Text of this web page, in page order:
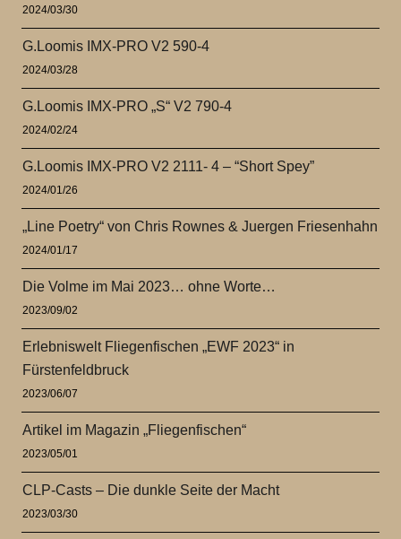
2024/03/30
G.Loomis IMX-PRO V2 590-4
2024/03/28
G.Loomis IMX-PRO „S“ V2 790-4
2024/02/24
G.Loomis IMX-PRO V2 2111- 4 – “Short Spey”
2024/01/26
„Line Poetry“ von Chris Rownes & Juergen Friesenhahn
2024/01/17
Die Volme im Mai 2023… ohne Worte…
2023/09/02
Erlebniswelt Fliegenfischen „EWF 2023“ in
Fürstenfeldbruck
2023/06/07
Artikel im Magazin „Fliegenfischen“
2023/05/01
CLP-Casts – Die dunkle Seite der Macht
2023/03/30